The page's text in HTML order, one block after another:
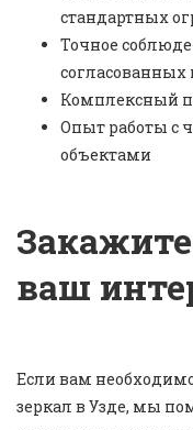
стандартных
Точное
согласованных
Комплексный
Опыт работы с
объектами
ваш
Если вам
зеркал в Узде, мы